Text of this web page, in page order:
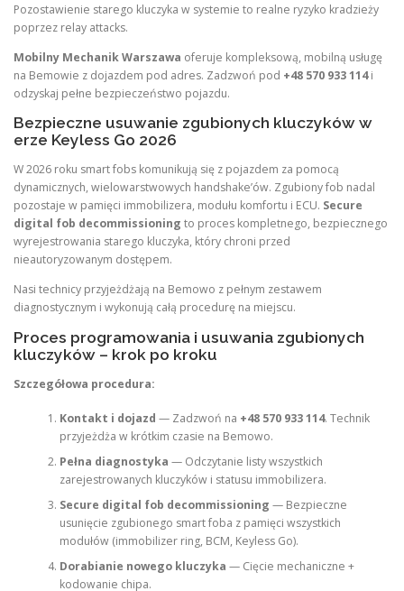
Pozostawienie starego kluczyka w systemie to realne ryzyko kradzieży
poprzez relay attacks.
Mobilny Mechanik Warszawa oferuje kompleksową, mobilną usługę
na Bemowie z dojazdem pod adres. Zadzwoń pod +48 570 933 114i
odzyskaj pełne bezpieczeństwo pojazdu.
Bezpieczne usuwanie zgubionych kluczyków w
erze Keyless Go 2026
W 2026 roku smart fobs komunikują się z pojazdem za pomocą
dynamicznych, wielowarstwowych handshake’ów. Zgubiony fob nadal
pozostaje w pamięci immobilizera, modułu komfortu i ECU. Secure
digital fob decommissioning to proces kompletnego, bezpiecznego
wyrejestrowania starego kluczyka, który chroni przed
nieautoryzowanym dostępem.
Nasi technicy przyjeżdżają na Bemowo z pełnym zestawem
diagnostycznym i wykonują całą procedurę na miejscu.
Proces programowania i usuwania zgubionych
kluczyków – krok po kroku
Szczegółowa procedura:
Kontakt i dojazd — Zadzwoń na +48 570 933 114. Technik
przyjeżdża w krótkim czasie na Bemowo.
Pełna diagnostyka — Odczytanie listy wszystkich
zarejestrowanych kluczyków i statusu immobilizera.
Secure digital fob decommissioning — Bezpieczne
usunięcie zgubionego smart foba z pamięci wszystkich
modułów (immobilizer ring, BCM, Keyless Go).
Dorabianie nowego kluczyka — Cięcie mechaniczne +
kodowanie chipa.